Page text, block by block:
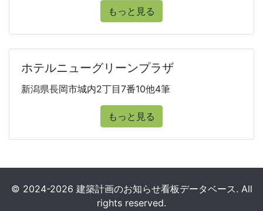
もっと見る
ホテルニューグリーンプラザ
新潟県長岡市城内2丁目7番10他4筆
もっと見る
© 2024-2026 建築計画のお知らせ看板データベース. All
rights reserved.